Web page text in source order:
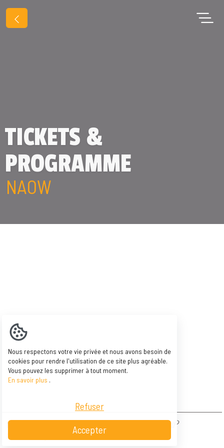
TICKETS &
PROGRAMME
NAOW
NAOW - Asbl Belle île - BE 0846 606 003 -
Conditions générales
Nous respectons votre vie privée et nous avons besoin de
cookies pour rendre l'utilisation de ce site plus agréable.
Vous pouvez les supprimer à tout moment.
En savoir plus .
Refuser
Accepter